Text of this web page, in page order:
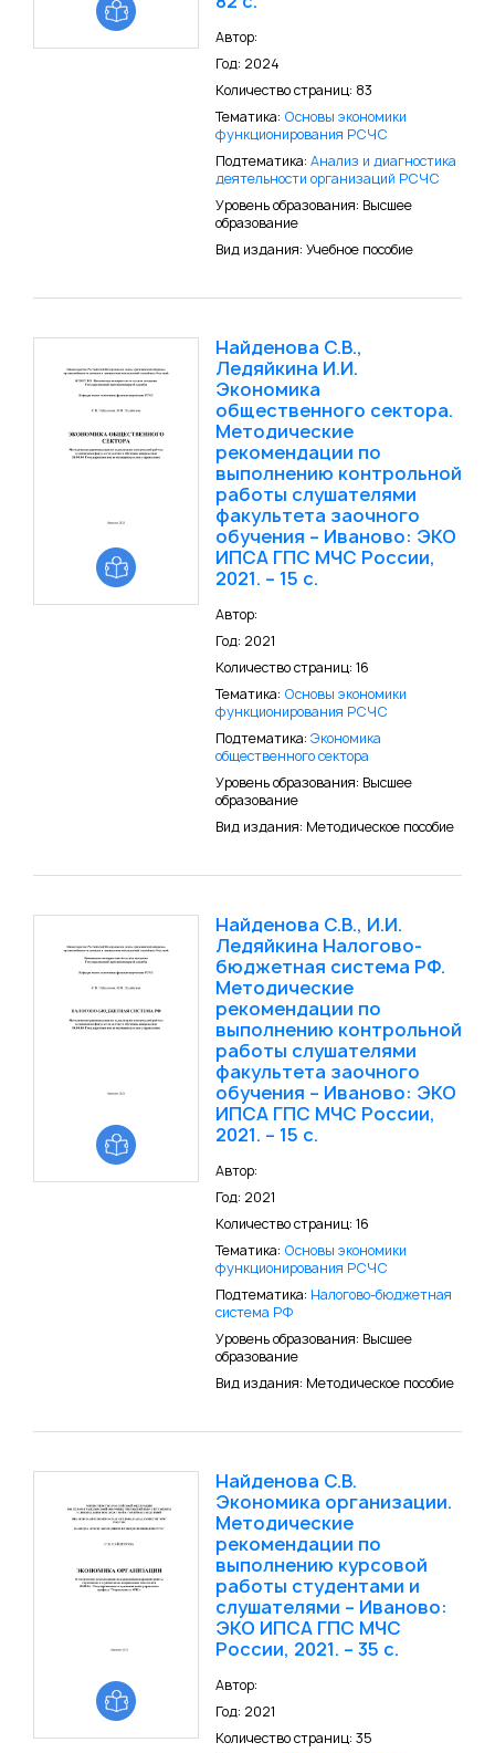
Автор:
Год: 2024
Количество страниц: 83
Тематика: Основы экономики
функционирования РСЧС
Подтематика: Анализ и диагностика
деятельности организаций РСЧС
Уровень образования: Высшее
образование
Вид издания: Учебное пособие
Найденова С.В.,
Ледяйкина И.И.
Экономика
общественного сектора.
Методические
рекомендации по
выполнению контрольной
работы слушателями
факультета заочного
обучения – Иваново: ЭКО
ИПСА ГПС МЧС России,
2021. – 15 с.
Автор:
Год: 2021
Количество страниц: 16
Тематика: Основы экономики
функционирования РСЧС
Подтематика: Экономика
общественного сектора
Уровень образования: Высшее
образование
Вид издания: Методическое пособие
Найденова С.В., И.И.
Ледяйкина Налогово-
бюджетная система РФ.
Методические
рекомендации по
выполнению контрольной
работы слушателями
факультета заочного
обучения – Иваново: ЭКО
ИПСА ГПС МЧС России,
2021. – 15 с.
Автор:
Год: 2021
Количество страниц: 16
Тематика: Основы экономики
функционирования РСЧС
Подтематика: Налогово-бюджетная
система РФ
Уровень образования: Высшее
образование
Вид издания: Методическое пособие
Найденова С.В.
Экономика организации.
Методические
рекомендации по
выполнению курсовой
работы студентами и
слушателями – Иваново:
ЭКО ИПСА ГПС МЧС
России, 2021. – 35 с.
Автор:
Год: 2021
Количество страниц: 35